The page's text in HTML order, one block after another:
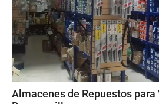
Almacenes de Repuestos para